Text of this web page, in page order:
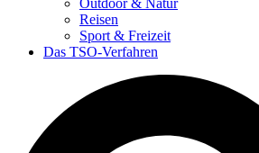
Reisen
Sport & Freizeit
Das TSO-Verfahren